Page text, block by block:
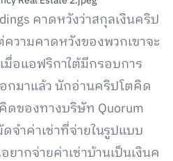
คาดหวังว่าสกุลเงินคริป
วามคาดหวังของพวกเขาจะ
มื่อแอฟริกาใต้มีกรอบการ
มาแล้ว นักอ่านคริปโตคิด
ดของทางบริษัท Quorum
จำค่าเช่าที่จ่ายในรูปแบบ
ากจ่ายค่าเช่าบ้านเป็นเงินค